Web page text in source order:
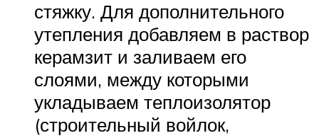
стяжку. Для дополнительного
утепления добавляем в раствор
керамзит и заливаем его
слоями, между которыми
укладываем теплоизолятор
(строительный войлок,